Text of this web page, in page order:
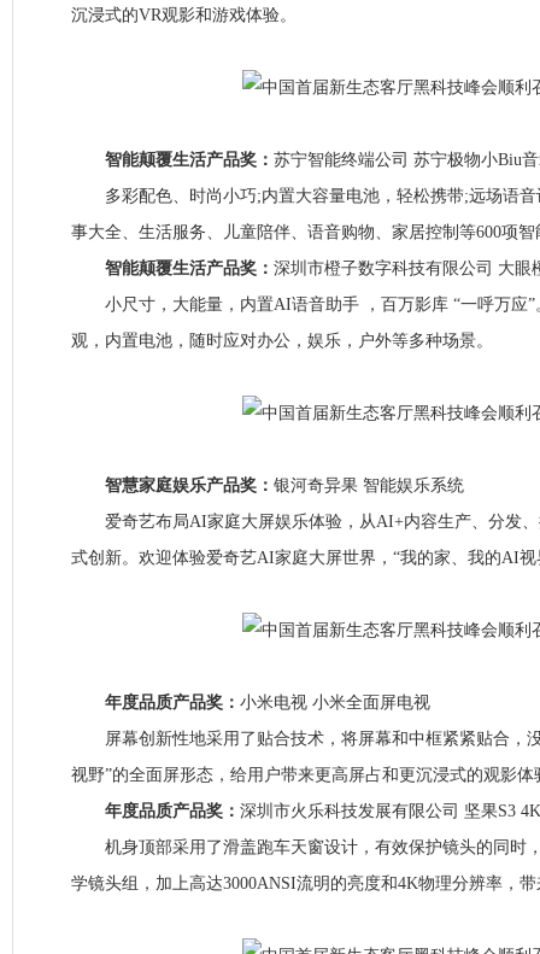
沉浸式的VR观影和游戏体验。
智能颠覆生活产品奖： 苏宁智能终端公司 苏宁极物小Biu
多彩配色、时尚小巧;内置大容量电池，轻松携带;远场语音
事大全、生活服务、儿童陪伴、语音购物、家居控制等600项智
智能颠覆生活产品奖： 深圳市橙子数字科技有限公司 大眼
小尺寸，大能量，内置AI语音助手 ，百万影库 “一呼万应”
观，内置电池，随时应对办公，娱乐，户外等多种场景。
智慧家庭娱乐产品奖： 银河奇异果 智能娱乐系统
爱奇艺布局AI家庭大屏娱乐体验，从AI+内容生产、分发、
式创新。欢迎体验爱奇艺AI家庭大屏世界，“我的家、我的AI视
年度品质产品奖： 小米电视 小米全面屏电视
屏幕创新性地采用了贴合技术，将屏幕和中框紧紧贴合，
视野”的全面屏形态，给用户带来更高屏占和更沉浸式的观影体
年度品质产品奖： 深圳市火乐科技发展有限公司 坚果S3
机身顶部采用了滑盖跑车天窗设计，有效保护镜头的同时
学镜头组，加上高达3000ANSI流明的亮度和4K物理分辨率，